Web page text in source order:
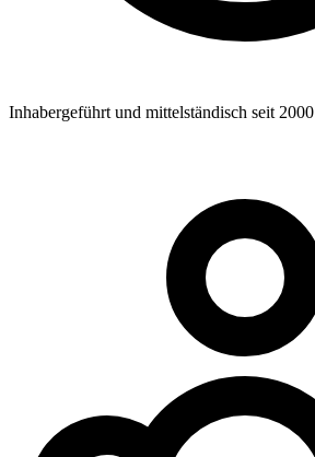
Inhabergeführt und mittelständisch seit 2000